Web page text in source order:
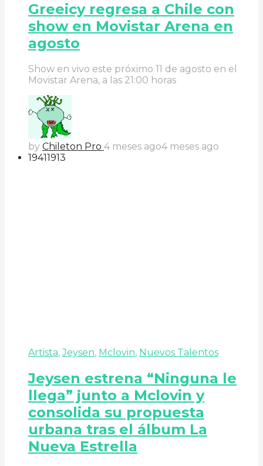
Greeicy regresa a Chile con
show en Movistar Arena en
agosto
Show en vivo este próximo 11 de agosto en el
Movistar Arena, a las 21:00 horas
by Chileton Pro 4 meses ago4 meses ago
19411913
Artista,Jeysen, Mclovin, Nuevos Talentos
Jeysen estrena “Ninguna le
llega” junto a Mclovin y
consolida su propuesta
urbana tras el álbum La
Nueva Estrella